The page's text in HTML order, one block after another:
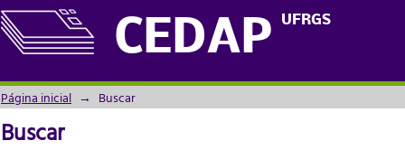
CEDAP UFRGS
Buscar
Página inicial → Buscar
Buscar